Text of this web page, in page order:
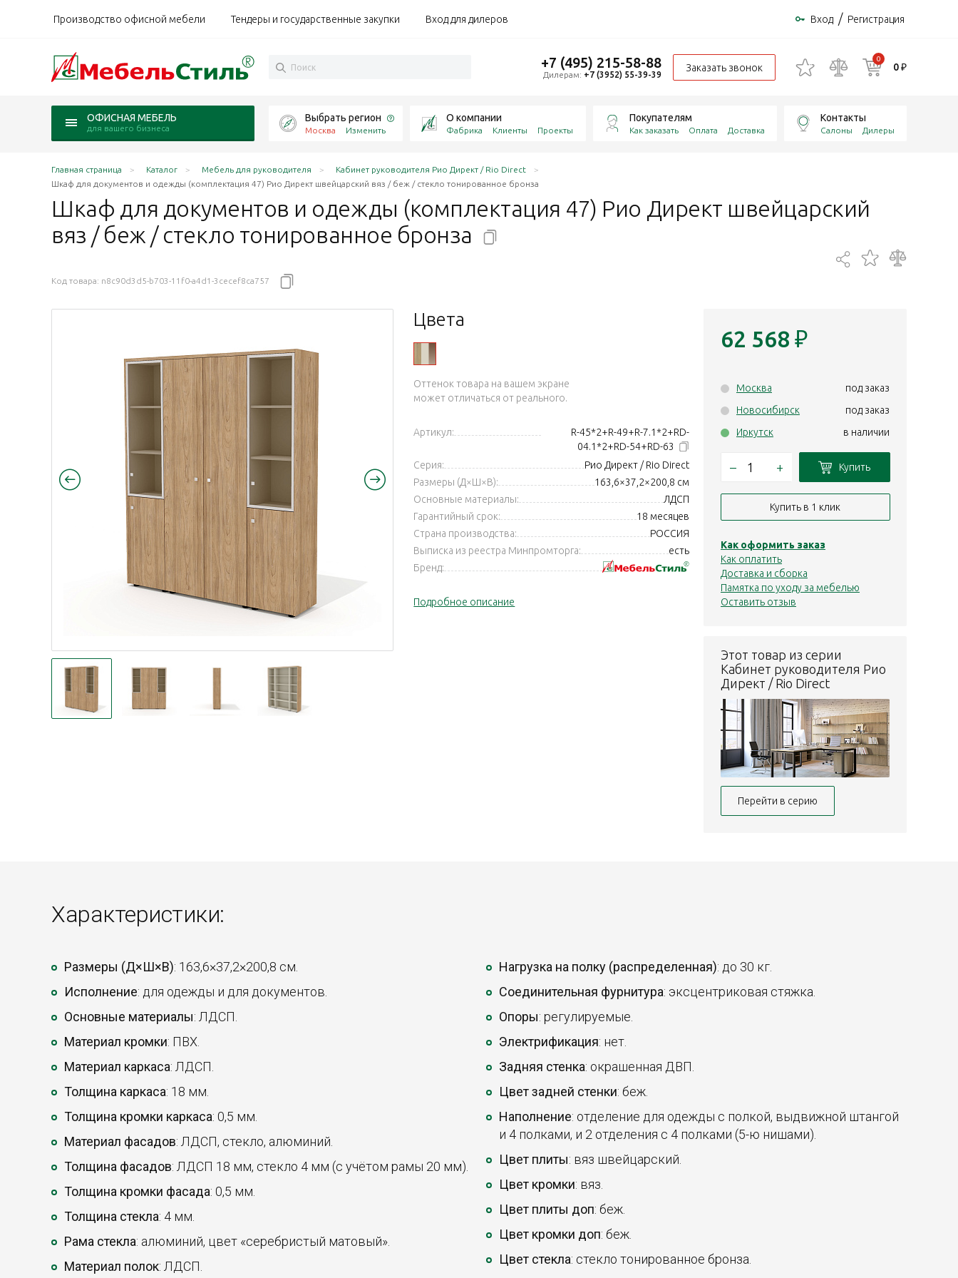
Производство офисной мебели Тендеры и государственные закупки Вход для дилеров Вход / Регистрация
+7 (495) 215-58-88
Дилерам: +7 (3952) 55-39-39
Заказать звонок
0
0 ₽
ОФИСНАЯ МЕБЕЛЬ
для вашего бизнеса
Выбрать регион
Москва Изменить
О компании
Фабрика Клиенты Проекты
Покупателям
Как заказать Оплата Доставка
Контакты
Салоны Дилеры
Главная страница Каталог Мебель для руководителя
Кабинет руководителя Рио Директ / Rio Direct
Шкаф для документов и одежды (комплектация 47) Рио Директ швейцарский вяз / беж / стекло тонированное бронза
Шкаф для документов и одежды (комплектация 47) Рио Директ швейцарский
вяз / беж / стекло тонированное бронза
Код товара: n8c90d3d5-b703-11f0-a4d1-3cecef8ca757
Цвета
Рио Директ / Rio Direct вяз швейцарски
Оттенок товара на вашем экране
может отличаться от реального.
Артикул:
R-45*2+R-49+R-7.1*2+RD-
04.1*2+RD-54+RD-63
Серия:
Рио Директ / Rio Direct
Размеры (Д×Ш×В):
163,6×37,2×200,8 см
Основные материалы:
ЛДСП
Гарантийный срок:
18 месяцев
Страна производства:
РОССИЯ
Выписка из реестра Минпромторга:
есть
Бренд:
Подробное описание
62 568 ₽
Москва
под заказ
Новосибирск
под заказ
Иркутск
в наличии
– + Купить
Купить в 1 клик
Как оформить заказ
Как оплатить
Доставка и сборка
Памятка по уходу за мебелью
Оставить отзыв
Этот товар из серии
Кабинет руководителя Рио
Директ / Rio Direct
Перейти в серию
Характеристики:
Размеры (Д×Ш×В): 163,6×37,2×200,8 см.
Исполнение: для одежды и для документов.
Основные материалы: ЛДСП.
Материал кромки: ПВХ.
Материал каркаса: ЛДСП.
Толщина каркаса: 18 мм.
Толщина кромки каркаса: 0,5 мм.
Материал фасадов: ЛДСП, стекло, алюминий.
Толщина фасадов: ЛДСП 18 мм, стекло 4 мм (с учётом рамы 20 мм).
Толщина кромки фасада: 0,5 мм.
Толщина стекла: 4 мм.
Рама стекла: алюминий, цвет «серебристый матовый».
Материал полок: ЛДСП.
Нагрузка на полку (распределенная): до 30 кг.
Соединительная фурнитура: эксцентриковая стяжка.
Опоры: регулируемые.
Электрификация: нет.
Задняя стенка: окрашенная ДВП.
Цвет задней стенки: беж.
Наполнение: отделение для одежды с полкой, выдвижной штангой
и 4 полками, и 2 отделения с 4 полками (5-ю нишами).
Цвет плиты: вяз швейцарский.
Цвет кромки: вяз.
Цвет плиты доп: беж.
Цвет кромки доп: беж.
Цвет стекла: стекло тонированное бронза.